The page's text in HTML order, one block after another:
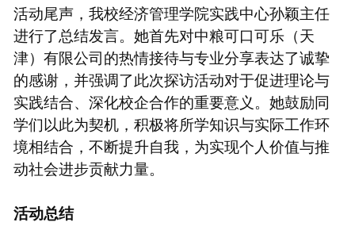
活动尾声，我校经济管理学院实践中心孙颖主任
进行了总结发言。她首先对中粮可口可乐（天
津）有限公司的热情接待与专业分享表达了诚挚
的感谢，并强调了此次探访活动对于促进理论与
实践结合、深化校企合作的重要意义。她鼓励同
学们以此为契机，积极将所学知识与实际工作环
境相结合，不断提升自我，为实现个人价值与推
动社会进步贡献力量。
活动总结